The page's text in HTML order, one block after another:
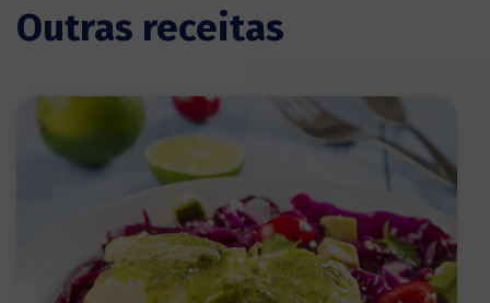
Outras receitas